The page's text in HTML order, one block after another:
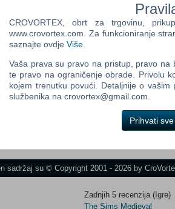
kroz zidove
lica
sadržaj su © Copyright 2001 - 2026 by
Zadnjih 5 recenzija (Igre)
The Sims Medieval
CROVORTEX, obrt za trgovinu,
www.crovortex.com. Za funkcioniranje
saznajte ovdje Više
Vaša prava su pravo na pristup, pravo
te pravo na ograničenje obrade. Privolu
kojem trenutku povući. Detaljnije o vašim
službenika na crovortex@gmail.com.
Prihvati sve